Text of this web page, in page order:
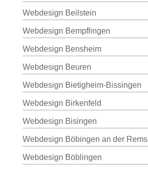
Webdesign Beilstein
Webdesign Bempflingen
Webdesign Bensheim
Webdesign Beuren
Webdesign Bietigheim-Bissingen
Webdesign Birkenfeld
Webdesign Bisingen
Webdesign Böbingen an der Rems
Webdesign Böblingen